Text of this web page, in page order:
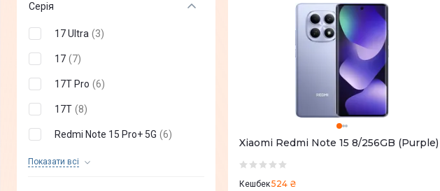
Sony 2)
Vertu
Sigma +6)
DOOGEE
ZTE + 22 )
Серія
17 Ultra (3)
17 (7)
17T Pro (6)
17T (8)
Redmi Note 15 Pro+ 5G (6)
Показати всiRedmi Note 15 Pro 5G
Xiaomi Redmi Note 15 8/256GB (Purple)
Кешбек524 ₴